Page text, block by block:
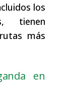
los
tienen
más
en